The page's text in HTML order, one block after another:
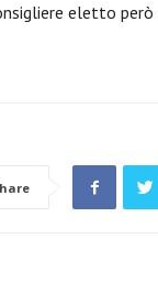
eletto però